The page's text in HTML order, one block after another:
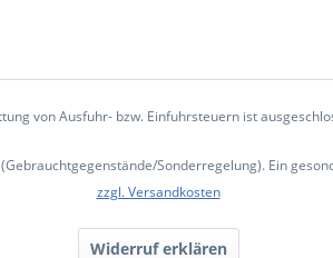
von Ausfuhr- bzw. Einfuhrsteuern ist
Sonderregelung). Ein
zzgl. Versandkosten
Widerruf erklären